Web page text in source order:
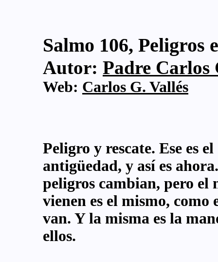
Salmo 106, Peligros
Autor: Padre Carlos
Web: Carlos G. Vallés
Peligro y rescate. Ese es
antigüedad, y así es
peligros cambian, pero el
vienen es el mismo, como
van. Y la misma es la
ellos.